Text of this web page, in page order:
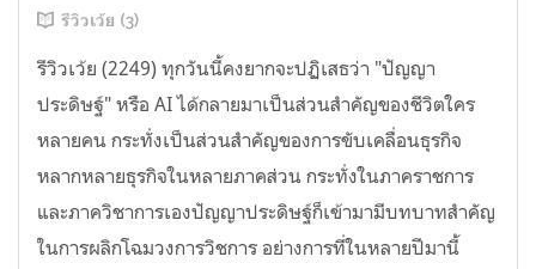
รีวิวเว้ย (3)
รีวิวเว้ย (2249) ทุกวันนี้คงยากจะปฏิเสธว่า "ปัญญา
ประดิษฐ์" หรือ AI ได้กลายมาเป็นส่วนสำคัญของชีวิตใคร
หลายคน กระทั่งเป็นส่วนสำคัญของการขับเคลื่อนธุรกิจ
หลากหลายธุรกิจในหลายภาคส่วน กระทั่งในภาคราชการ
และภาควิชาการเองปัญญาประดิษฐ์ก็เข้ามามีบทบาทสำคัญ
ในการผลิกโฉมวงการวิชการ อย่างการที่ในหลายปีมานี้